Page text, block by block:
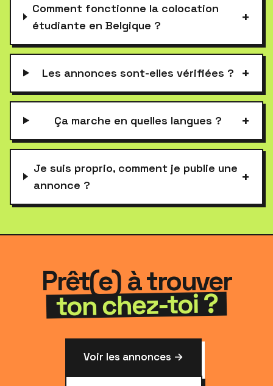
Comment fonctionne la colocation
étudiante en Belgique ?
+
Les annonces sont-elles vérifiées ? +
Ça marche en quelles langues ? +
Je suis proprio, comment je publie une
annonce ?
+
Prêt(e) à trouver
ton chez-toi ?
Voir les annonces →